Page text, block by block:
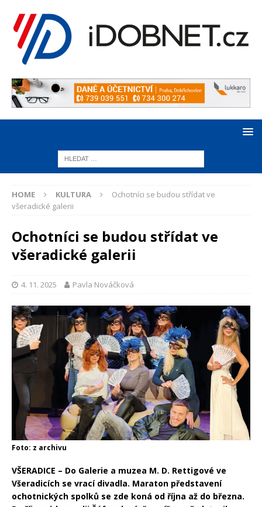
HOME KULTURA
Ochotníci se budou střídat ve
všeradické galerii
Ochotníci se budou střídat ve
všeradické galerii
4. 11. 2025 Pavla Nováčková
Foto: z archivu
VŠERADICE – Do Galerie a muzea M. D. Rettigové ve
Všeradicích se vrací divadla. Maraton představení
ochotnických spolků se zde koná od října až do března.